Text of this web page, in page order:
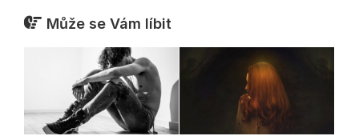
Může se Vám líbit